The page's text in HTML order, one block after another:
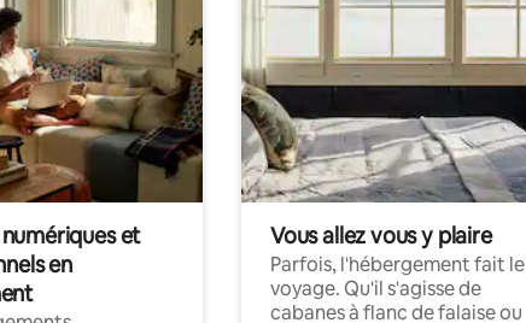
et
en
Vous allez vous y plaire
Parfois, l'hébergement fait le
voyage. Qu'il s'agisse de
cabanes à flanc de falaise ou